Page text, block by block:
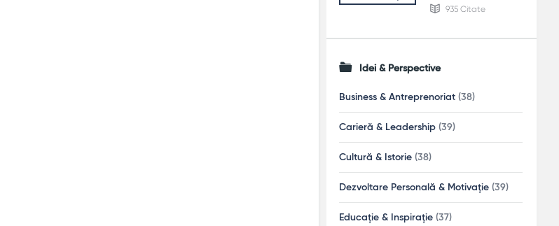
935 Citate
Idei & Perspective
Business & Antreprenoriat (38)
Carieră & Leadership (39)
Cultură & Istorie (38)
Dezvoltare Personală & Motivație (39)
Educație & Inspirație (37)